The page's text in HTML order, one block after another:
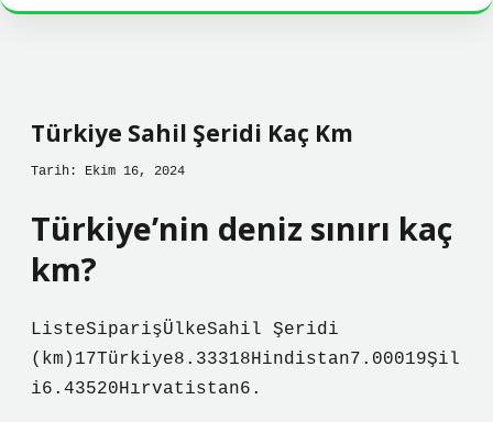
Türkiye Sahil Şeridi Kaç Km
Tarih: Ekim 16, 2024
Türkiye’nin deniz sınırı kaç
km?
ListeSiparişÜlkeSahil Şeridi
(km)17Türkiye8.33318Hindistan7.00019Şil
i6.43520Hırvatistan6.